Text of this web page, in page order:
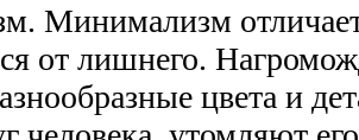
Минимализм
от лишнего.
цвета и